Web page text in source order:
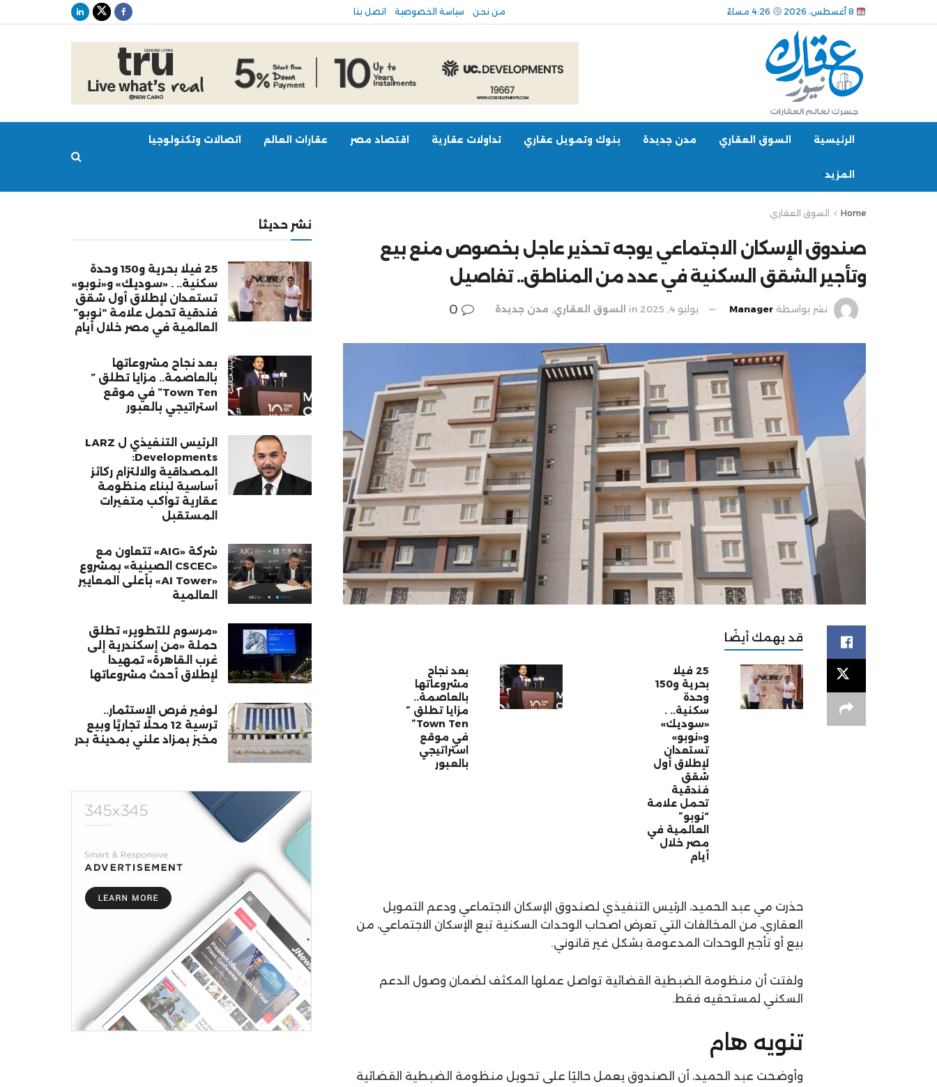
من نحن سياسة الخصوصية اتصل بنا
الرئيسية السوق العقاري مدن جديدة بنوك وتمويل عقاري تداولات عقارية اقتصاد مصر عقارات العالم اتصالات وتكنولوجيا
المزيد
Home السوق العقاري
صندوق الإسكان الاجتماعي يوجه تحذير عاجل بخصوص منع بيع
وتأجير الشقق السكنية في عدد من المناطق.. تفاصيل
نشر بواسطة Manager يوليو 4, 2025 in السوق العقاري مدن جديدة
قد يهمك أيضًا
25 فيلا
بحرية و150
وحدة
سكنية.. .
«سوديك»
و«نوبو»
تستعدان
لإطلاق أول
شقق
فندقية
تحمل علامة
“نوبو”
العالمية في
مصر خلال
أيام
بعد نجاح
مشروعاتها
بالعاصمة..
مزايا تطلق ”
Town Ten”
في موقع
استراتيجي
بالعبور
حذرت مي عبد الحميد، الرئيس التنفيذي لصندوق الإسكان الاجتماعي ودعم التمويل
العقاري، من المخالفات التي تعرض اصحاب الوحدات السكنية تبع الإسكان الاجتماعي، من
بيع أو تأجير الوحدات المدعومة بشكل غير قانوني.
ولفتت أن منظومة الضبطية القضائية تواصل عملها المكثف لضمان وصول الدعم
السكني لمستحقيه فقط.
تنويه هام
وأوضحت عبد الحميد، أن الصندوق يعمل حاليًا على تحويل منظومة الضبطية القضائية
نشر حديثا
25 فيلا بحرية و150 وحدة
سكنية.. . «سوديك» و«نوبو»
تستعدان لإطلاق أول شقق
فندقية تحمل علامة “نوبو”
العالمية في مصر خلال أيام
بعد نجاح مشروعاتها
بالعاصمة.. مزايا تطلق ”
Town Ten” في موقع
استراتيجي بالعبور
الرئيس التنفيذي ل LARZ
Developments:
المصداقية والالتزام ركائز
أساسية لبناء منظومة
عقارية تواكب متغيرات
المستقبل
شركة «AIG» تتعاون مع
«CSCEC الصينية» بمشروع
«AI Tower» بأعلى المعايير
العالمية
«مرسوم للتطوير» تطلق
حملة «من إسكندرية إلى
غرب القاهرة» تمهيدا
لإطلاق أحدث مشروعاتها
لوفير فرص الاستثمار..
ترسية 12 محلًا تجاريًا وبيع
مخبز بمزاد علني بمدينة بدر